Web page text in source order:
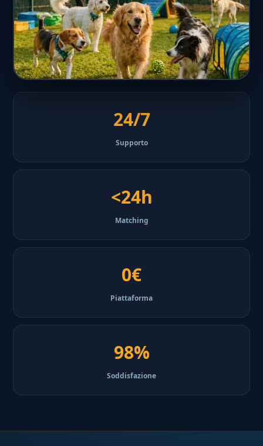
24/7
Supporto
<24h
Matching
0€
Piattaforma
98%
Soddisfazione